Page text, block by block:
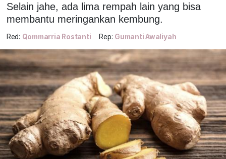
Selain jahe, ada lima rempah lain yang bisa
membantu meringankan kembung.
Red: Qommarria Rostanti Rep: Gumanti Awaliyah